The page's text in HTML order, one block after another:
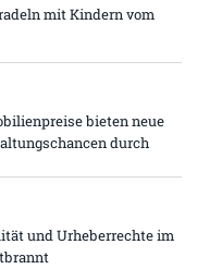
mit Kindern vom
bieten neue
durch
und Urheberrechte im